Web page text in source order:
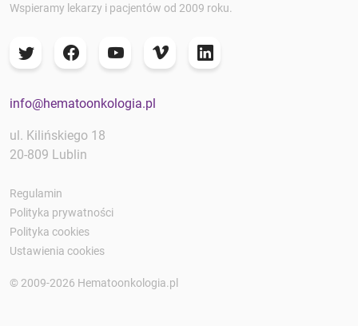
Wspieramy lekarzy i pacjentów od 2009 roku.
info@hematoonkologia.pl
ul. Kilińskiego 18
20-809 Lublin
Regulamin
Polityka prywatności
Polityka cookies
Ustawienia cookies
© 2009-2026 Hematoonkologia.pl